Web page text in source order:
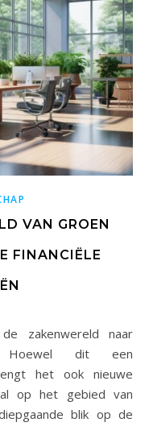
VAN GROEN
FINANCIËLE
Hoewel dit een
het ook nieuwe
op het gebied van
blik op de